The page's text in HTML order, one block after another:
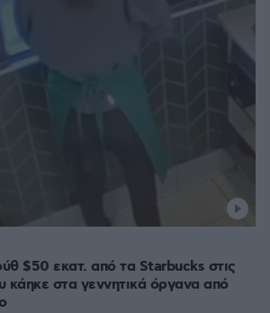
$50 εκατ. από τα Starbucks στις
στα γεννητικά όργανα από